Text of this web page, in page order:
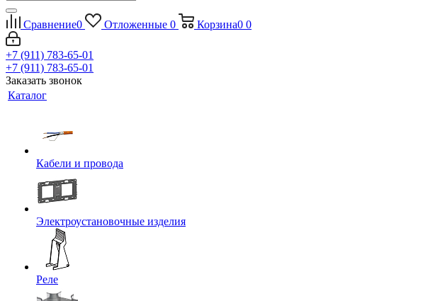
Сравнение0 Отложенные 0 Корзина0 0
+7 (911) 783-65-01
+7 (911) 783-65-01
Заказать звонок
Каталог
Кабели и провода
Электроустановочные изделия
Реле